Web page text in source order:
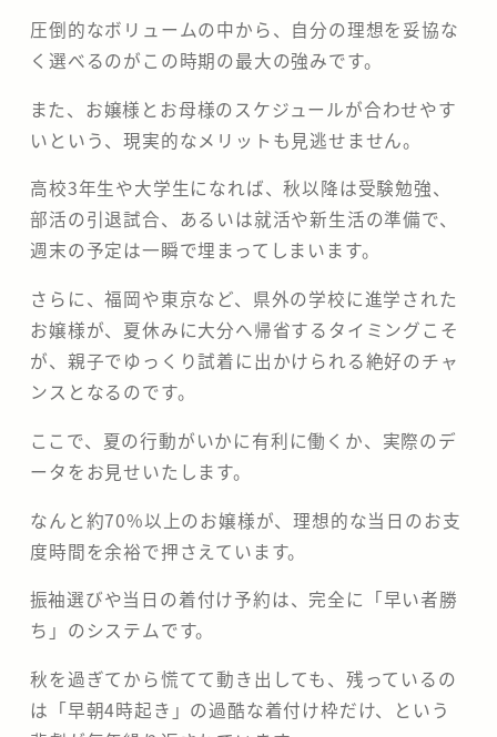
圧倒的なボリュームの中から、自分の理想を妥協な
く選べるのがこの時期の最大の強みです。
​また、お嬢様とお母様のスケジュールが合わせやす
いという、現実的なメリットも見逃せません。
高校3年生や大学生になれば、秋以降は受験勉強、
部活の引退試合、あるいは就活や新生活の準備で、
週末の予定は一瞬で埋まってしまいます。
さらに、福岡や東京など、県外の学校に進学された
お嬢様が、夏休みに大分へ帰省するタイミングこそ
が、親子でゆっくり試着に出かけられる絶好のチャ
ンスとなるのです。
​ここで、夏の行動がいかに有利に働くか、実際のデ
ータをお見せいたします。
なんと約70%以上のお嬢様が、理想的な当日のお支
度時間を余裕で押さえています。
​振袖選びや当日の着付け予約は、完全に「早い者勝
ち」のシステムです。
秋を過ぎてから慌てて動き出しても、残っているの
は「早朝4時起き」の過酷な着付け枠だけ、という